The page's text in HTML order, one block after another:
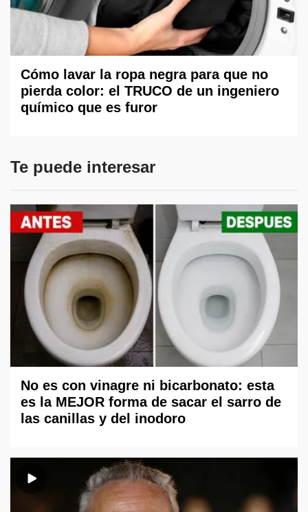
Cómo lavar la ropa negra para que no
pierda color: el TRUCO de un ingeniero
químico que es furor
Te puede interesar
No es con vinagre ni bicarbonato: esta
es la MEJOR forma de sacar el sarro de
las canillas y del inodoro